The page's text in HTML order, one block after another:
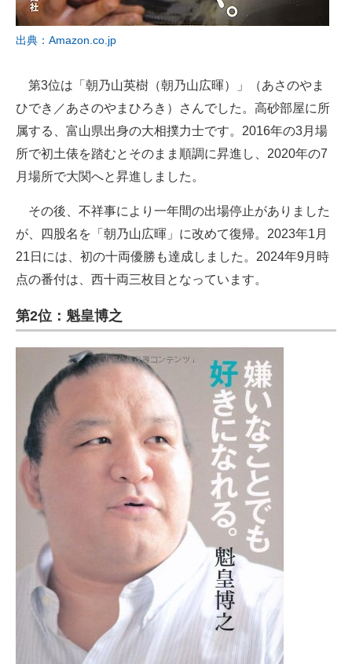
出典：Amazon.co.jp
第3位は「朝乃山英樹（朝乃山広暉）」（あさのやま
ひでき／あさのやまひろき）さんでした。高砂部屋に所
属する、富山県出身の大相撲力士です。2016年の3月場
所で初土俵を踏むとそのまま順調に昇進し、2020年の7
月場所で大関へと昇進しました。
その後、不祥事により一年間の出場停止がありました
が、四股名を「朝乃山広暉」に改めて復帰。2023年1月
21日には、初の十両優勝も達成しました。2024年9月時
点の番付は、西十両三枚目となっています。
第2位：魁皇博之